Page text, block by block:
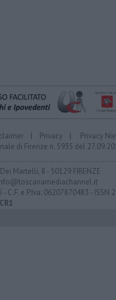
| Privacy | Privacy
di Firenze n. 5935 del
Martelli, 8 - 50129 FIRENZE
C.F. e P.Iva: 06207870483 - ISSN